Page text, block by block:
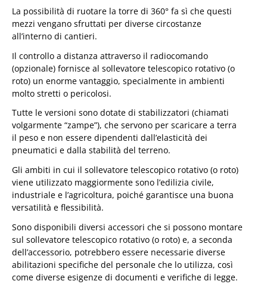
La possibilità di ruotare la torre di 360° fa sì che questi
mezzi vengano sfruttati per diverse circostanze
all’interno di cantieri.
Il controllo a distanza attraverso il radiocomando
(opzionale) fornisce al sollevatore telescopico rotativo (o
roto) un enorme vantaggio, specialmente in ambienti
molto stretti o pericolosi.
Tutte le versioni sono dotate di stabilizzatori (chiamati
volgarmente “zampe”), che servono per scaricare a terra
il peso e non essere dipendenti dall’elasticità dei
pneumatici e dalla stabilità del terreno.
Gli ambiti in cui il sollevatore telescopico rotativo (o roto)
viene utilizzato maggiormente sono l’edilizia civile,
industriale e l’agricoltura, poiché garantisce una buona
versatilità e flessibilità.
Sono disponibili diversi accessori che si possono montare
sul sollevatore telescopico rotativo (o roto) e, a seconda
dell’accessorio, potrebbero essere necessarie diverse
abilitazioni specifiche del personale che lo utilizza, così
come diverse esigenze di documenti e verifiche di legge.